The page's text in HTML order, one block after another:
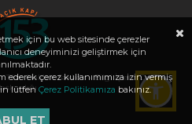
Hakları Saklıdır - Bilgi İşlem Dairesi
için bu web sitesinde çerezler
deneyiminizi geliştirmek için
çerez kullanımımıza izin vermiş
lütfen Çerez Politikamıza bakınız.
ET